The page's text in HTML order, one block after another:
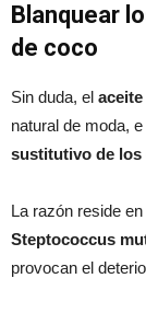
Blanquear
de coco
Sin duda, el
natural de moda,
sustitutivo de
La razón reside
Steptococcus
provocan el